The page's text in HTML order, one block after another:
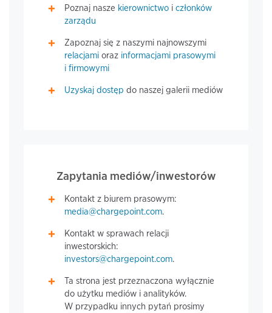
Poznaj nasze kierownictwo iczłonków
zarządu
Zapoznaj się z naszymi najnowszymi
relacjami oraz informacjami prasowymi
i firmowymi
Uzyskaj dostęp do naszej galerii mediów
Zapytania mediów/inwestorów
Kontakt z biurem prasowym:
media@chargepoint.com.
Kontakt w sprawach relacji
inwestorskich:
investors@chargepoint.com.
Ta strona jest przeznaczona wyłącznie
do użytku mediów i analityków.
W przypadku innych pytań prosimy